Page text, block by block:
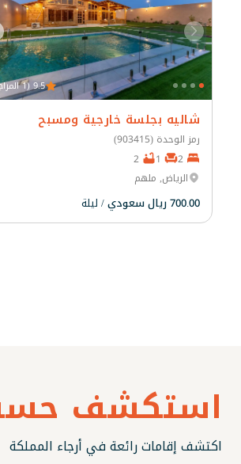
9.5 (1 المراجعة)
شاليه بجلسة خارجية ومسبح
رمز الوحدة (903415)
الرياض, ملهم
700.00 ريال سعودي / ليلة
استكشف
اكتشف إقامات رائعة في أرجاء المملكة